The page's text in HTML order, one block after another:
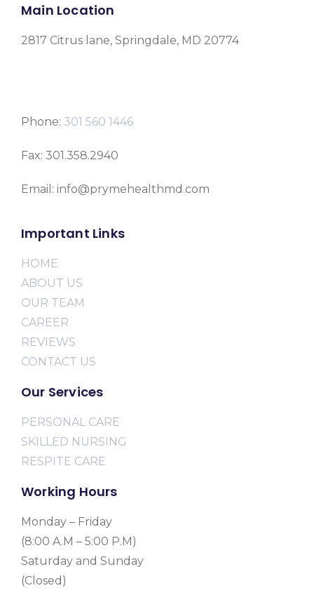
Main Location
2817 Citrus lane, Springdale, MD 20774
Phone: 301 560 1446
Fax: 301.358.2940
Email: info@prymehealthmd.com
Important Links
HOME
ABOUT US
OUR TEAM
CAREER
REVIEWS
CONTACT US
Our Services
PERSONAL CARE
SKILLED NURSING
RESPITE CARE
Working Hours
Monday – Friday
(8:00 A.M – 5:00 P.M)
Saturday and Sunday
(Closed)